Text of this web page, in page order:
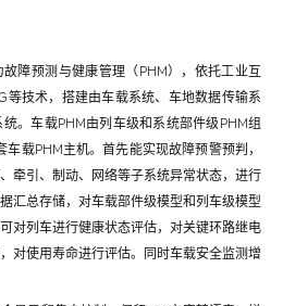
障预测与健康管理（PHM），依托工业互
等技术，搭建由车载系统、车地数据传输系
。车载PHM由列车级和系统部件级PHM组
载PHM主机。首先能实现故障预警预判，
牵引、制动、网络等子系统异常状态，进行
汇总存储，对车载部件级模型和列车级模型
对列车进行健康状态评估，对关键环路继电
对使用寿命进行评估。同时车载安全监测增